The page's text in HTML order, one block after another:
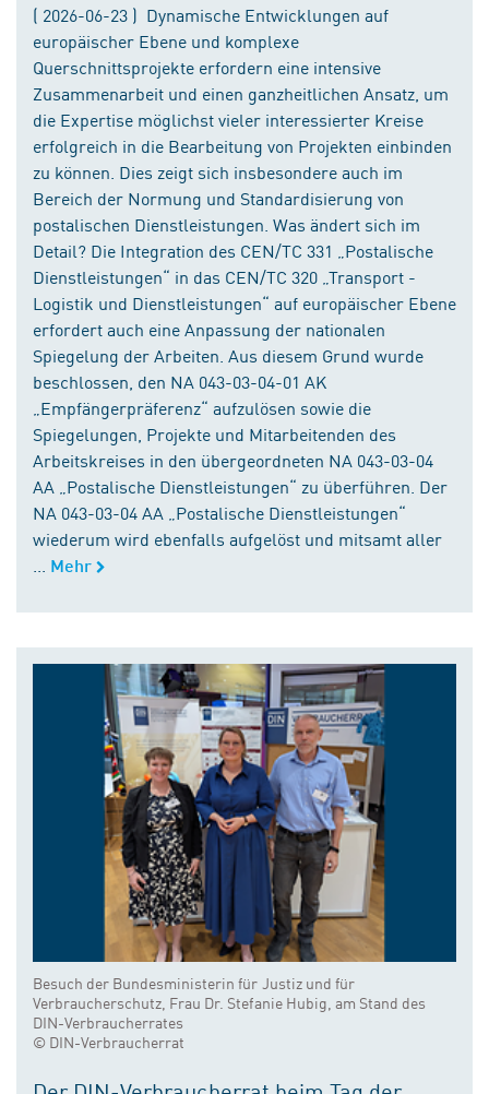
( 2026-06-23 ) Dynamische Entwicklungen auf
europäischer Ebene und komplexe
Querschnittsprojekte erfordern eine intensive
Zusammenarbeit und einen ganzheitlichen Ansatz, um
die Expertise möglichst vieler interessierter Kreise
erfolgreich in die Bearbeitung von Projekten einbinden
zu können. Dies zeigt sich insbesondere auch im
Bereich der Normung und Standardisierung von
postalischen Dienstleistungen. Was ändert sich im
Detail? Die Integration des CEN/TC 331 „Postalische
Dienstleistungen“ in das CEN/TC 320 „Transport -
Logistik und Dienstleistungen“ auf europäischer Ebene
erfordert auch eine Anpassung der nationalen
Spiegelung der Arbeiten. Aus diesem Grund wurde
beschlossen, den NA 043-03-04-01 AK
„Empfängerpräferenz“ aufzulösen sowie die
Spiegelungen, Projekte und Mitarbeitenden des
Arbeitskreises in den übergeordneten NA 043-03-04
AA „Postalische Dienstleistungen“ zu überführen. Der
NA 043-03-04 AA „Postalische Dienstleistungen“
wiederum wird ebenfalls aufgelöst und mitsamt aller
Mehr
Besuch der Bundesministerin für Justiz und für
Verbraucherschutz, Frau Dr. Stefanie Hubig, am Stand des
DIN-Verbraucherrates
© DIN-Verbraucherrat